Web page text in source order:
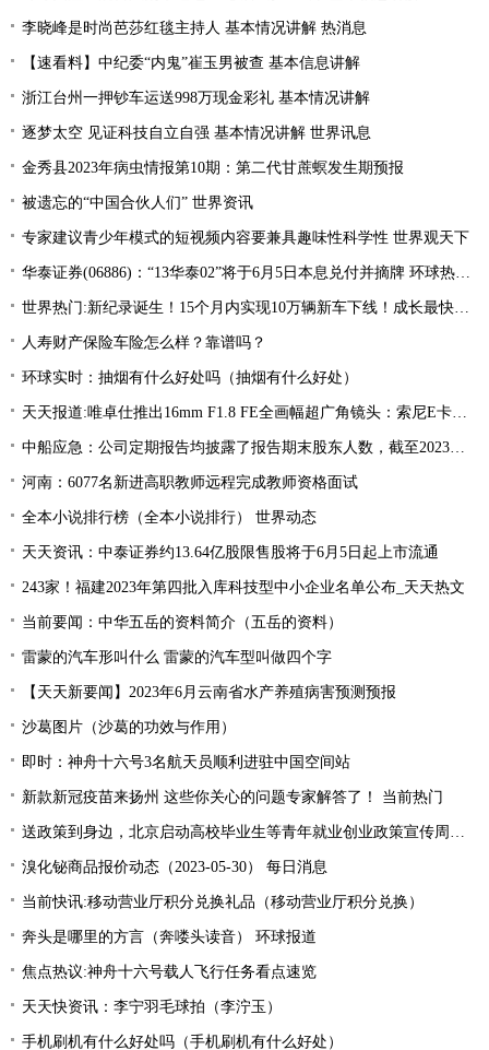
李晓峰是时尚芭莎红毯主持人 基本情况讲解 热消息
【速看料】中纪委“内鬼”崔玉男被查 基本信息讲解
浙江台州一押钞车运送998万现金彩礼 基本情况讲解
逐梦太空 见证科技自立自强 基本情况讲解 世界讯息
金秀县2023年病虫情报第10期：第二代甘蔗螟发生期预报
被遗忘的“中国合伙人们” 世界资讯
专家建议青少年模式的短视频内容要兼具趣味性科学性 世界观天下
华泰证券(06886)：“13华泰02”将于6月5日本息兑付并摘牌 环球热推荐
世界热门:新纪录诞生！15个月内实现10万辆新车下线！成长最快的新势力竟然是TA
人寿财产保险车险怎么样？靠谱吗？
环球实时：抽烟有什么好处吗（抽烟有什么好处）
天天报道:唯卓仕推出16mm F1.8 FE全画幅超广角镜头：索尼E卡口，3499元
中船应急：公司定期报告均披露了报告期末股东人数，截至2023年3月31日，公司股东总数为45,677 全球热点评
河南：6077名新进高职教师远程完成教师资格面试
全本小说排行榜（全本小说排行） 世界动态
天天资讯：中泰证券约13.64亿股限售股将于6月5日起上市流通
243家！福建2023年第四批入库科技型中小企业名单公布_天天热文
当前要闻：中华五岳的资料简介（五岳的资料）
雷蒙的汽车形叫什么 雷蒙的汽车型叫做四个字
【天天新要闻】2023年6月云南省水产养殖病害预测预报
沙葛图片（沙葛的功效与作用）
即时：神舟十六号3名航天员顺利进驻中国空间站
新款新冠疫苗来扬州 这些你关心的问题专家解答了！ 当前热门
送政策到身边，北京启动高校毕业生等青年就业创业政策宣传周活动
溴化铋商品报价动态（2023-05-30） 每日消息
当前快讯:移动营业厅积分兑换礼品（移动营业厅积分兑换）
奔头是哪里的方言（奔喽头读音） 环球报道
焦点热议:神舟十六号载人飞行任务看点速览
天天快资讯：李宁羽毛球拍（李泞玉）
手机刷机有什么好处吗（手机刷机有什么好处）